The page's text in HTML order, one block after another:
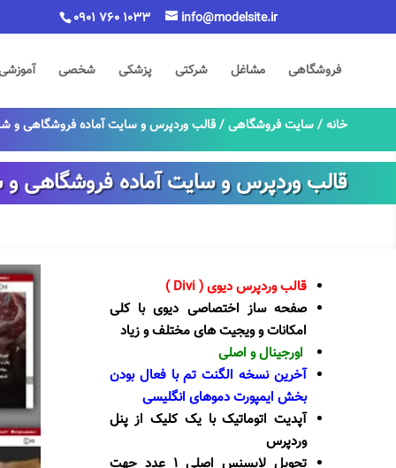
0901 760 1033 info@modelsite.ir
فروشگاهی مشاغل شرکتی پزشکی شخصی
خانه/سایت فروشگاهی/ قالب وردپرس و سایت آماده فروشگاهی و
قالب وردپرس و سایت آماده
قالب وردپرس دیوی ( Divi )
صفحه ساز اختصاصی دیوی با کلی
امکانات و ویجیت های مختلف و زیاد
اورجینال و اصلی
آخرین نسخه الگنت تم با فعال بودن
بخش ایمپورت دموهای انگلیسی
آپدیت اتوماتیک با یک کلیک از پنل
وردپرس
تحویل لایسنس اصلی 1 عدد جهت